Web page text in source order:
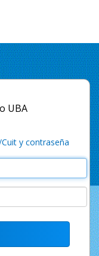
UBA
y contraseña